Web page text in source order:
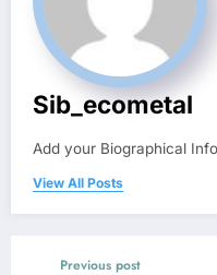
Sib_ecometal
Add your Biographical
View All Posts
Previous post